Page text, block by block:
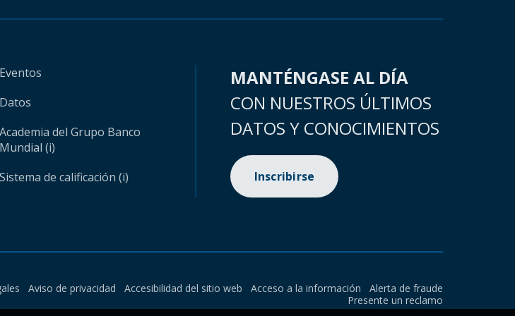
Eventos
Datos
Academia del Grupo Banco
Mundial (i)
Sistema de calificación (i)
MANTÉNGASE AL DÍA
CON NUESTROS ÚLTIMOS
DATOS Y CONOCIMIENTOS
Inscribirse
Aviso de privacidad Accesibilidad del sitio web Acceso a la información
Alerta de fraude
Presente un reclamo